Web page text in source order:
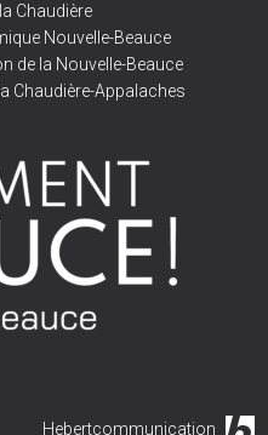
Chaudière
Nouvelle-Beauce
de la Nouvelle-Beauce
Chaudière-Appalaches
Hebertcommunication